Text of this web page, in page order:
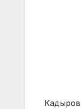
Кадыров